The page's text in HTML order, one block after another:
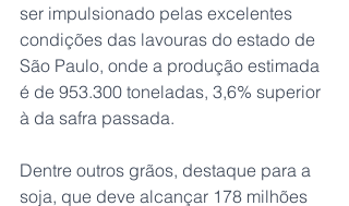
ser impulsionado pelas excelentes
condições das lavouras do estado de
São Paulo, onde a produção estimada
é de 953.300 toneladas, 3,6% superior
à da safra passada.
Dentre outros grãos, destaque para a
soja, que deve alcançar 178 milhões